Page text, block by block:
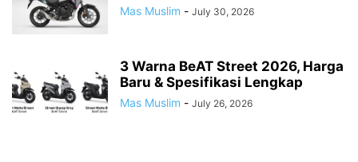
Mas Muslim - July 30, 2026
3 Warna BeAT Street 2026, Harga
Baru & Spesifikasi Lengkap
Mas Muslim - July 26, 2026